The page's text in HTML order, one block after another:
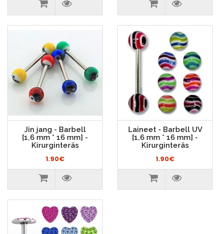
Jin jang - Barbell
[1,6 mm * 16 mm] -
Kirurginteräs
1.90€
Laineet - Barbell UV
[1,6 mm * 16 mm] -
Kirurginteräs
1.90€